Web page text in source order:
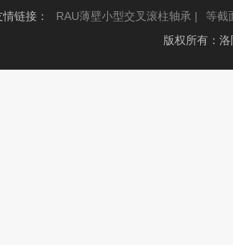
情链接： RAU薄壁小型交叉滚柱轴承 |
等截
版权所有：